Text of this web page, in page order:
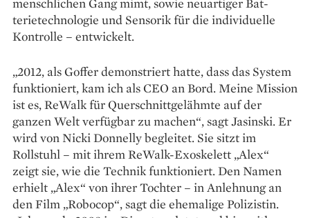
terietechnologie und Sensorik für die individuelle
Kon­trolle – ent­wickelt.
„2012, als Goffer demons­triert hatte, dass das System
funktioniert, kam ich als CEO an Bord. Meine Mission
ist es, ReWalk für Querschnittgelähmte auf der
ganzen Welt verfügbar zu machen“, sagt Jasinski. Er
wird von Nicki Donnelly begleitet. Sie sitzt im
Rollstuhl – mit ihrem ReWalk-Exo­skelett „Alex“
zeigt sie, wie die Technik funktioniert. Den Namen
erhielt „Alex“ von ihrer Tochter – in Anlehnung an
den Film „Robocop“, sagt die ehemalige Polizistin.